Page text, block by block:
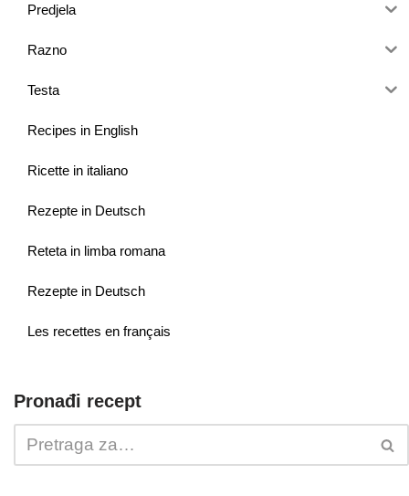
Predjela
Razno
Testa
Recipes in English
Ricette in italiano
Rezepte in Deutsch
Reteta in limba romana
Rezepte in Deutsch
Les recettes en français
Pronađi recept